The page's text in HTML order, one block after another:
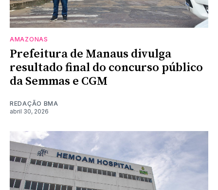
AMAZONAS
Prefeitura de Manaus divulga
resultado final do concurso público
da Semmas e CGM
REDAÇÃO BMA
abril 30, 2026